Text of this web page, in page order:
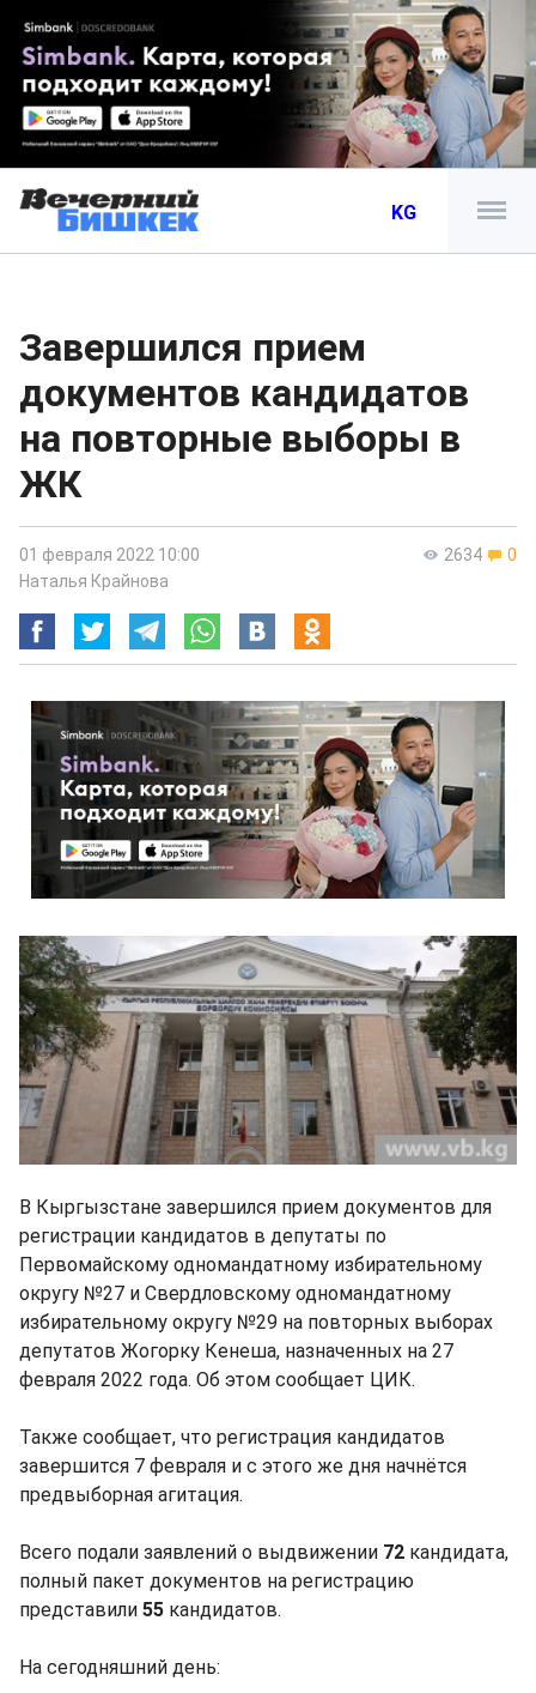
KG
Завершился прием
документов кандидатов
на повторные выборы в
ЖК
2634 0
01 февраля 2022 10:00
Наталья Крайнова
В Кыргызстане завершился прием документов для
регистрации кандидатов в депутаты по
Первомайскому одномандатному избирательному
округу №27 и Свердловскому одномандатному
избирательному округу №29 на повторных выборах
депутатов Жогорку Кенеша, назначенных на 27
февраля 2022 года. Об этом сообщает ЦИК.
Также сообщает, что регистрация кандидатов
завершится 7 февраля и с этого же дня начнётся
предвыборная агитация.
Всего подали заявлений о выдвижении 72 кандидата,
полный пакет документов на регистрацию
представили 55 кандидатов.
На сегодняшний день: